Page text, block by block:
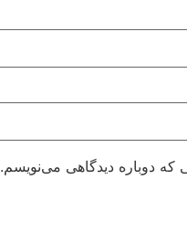
که دوباره دیدگاهی می‌نویسم.